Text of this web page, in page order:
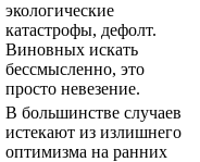
экологические
катастрофы, дефолт.
Виновных искать
бессмысленно, это
просто невезение.
В большинстве случаев
истекают из излишнего
оптимизма на ранних